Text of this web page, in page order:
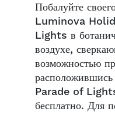
Побалуйте
Luminova
Lights в
воздухе,
возможностью
Parade of
бесплатно. Для